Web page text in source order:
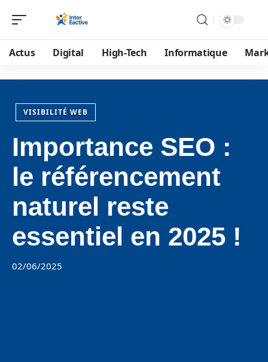
Actus Digital High-Tech Informatique
VISIBILITÉ WEB
Importance SEO :
le référencement
naturel reste
essentiel en 2025 !
02/06/2025